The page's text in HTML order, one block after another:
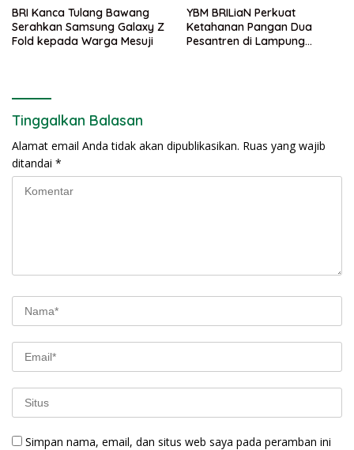
BRI Kanca Tulang Bawang
Serahkan Samsung Galaxy Z
Fold kepada Warga Mesuji
YBM BRILiaN Perkuat
Ketahanan Pangan Dua
Pesantren di Lampung
Tinggalkan Balasan
Alamat email Anda tidak akan dipublikasikan. Ruas yang wajib
ditandai *
Simpan nama, email, dan situs web saya pada peramban ini